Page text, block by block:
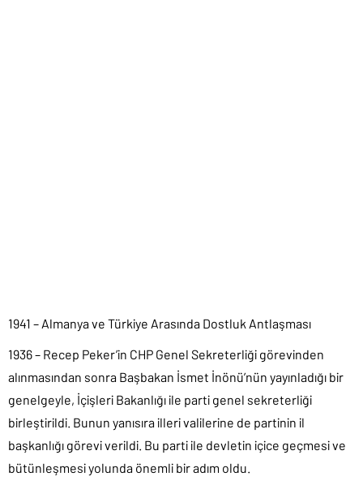
1941 – Almanya ve Türkiye Arasında Dostluk Antlaşması
1936 – Recep Peker’in CHP Genel Sekreterliği görevinden
alınmasından sonra Başbakan İsmet İnönü’nün yayınladığı bir
genelgeyle, İçişleri Bakanlığı ile parti genel sekreterliği
birleştirildi. Bunun yanısıra illeri valilerine de partinin il
başkanlığı görevi verildi. Bu parti ile devletin içice geçmesi ve
bütünleşmesi yolunda önemli bir adım oldu.